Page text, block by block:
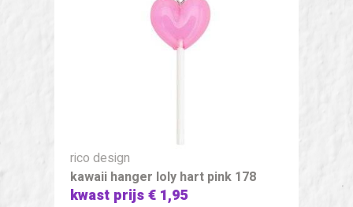
rico design
kawaii hanger loly hart pink 178
kwast prijs€ 1,95